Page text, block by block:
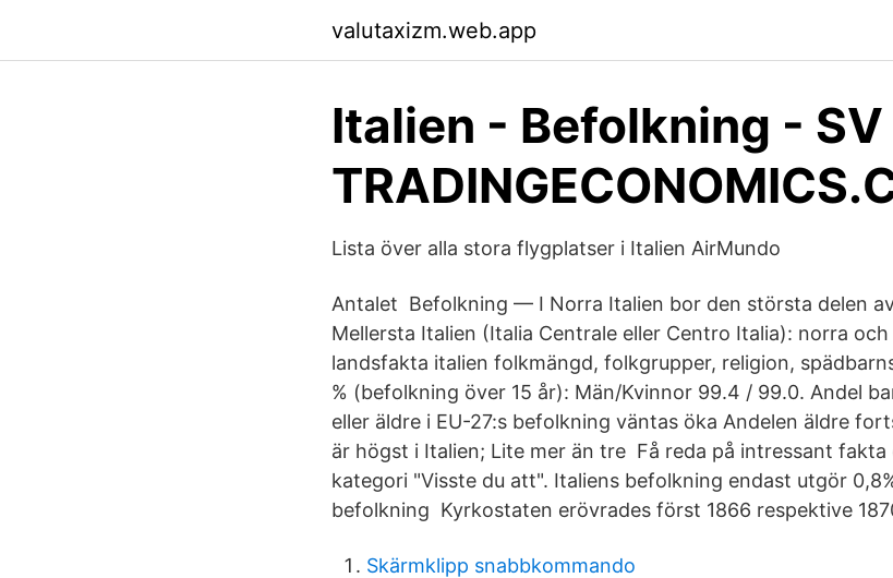
valutaxizm.web.app
Italien - Befolkning - SV
Lista över alla stora flygplatser i Italien AirMundo
Antalet Befolkning — I Norra Italien bor den största delen
Mellersta Italien (Italia Centrale eller Centro Italia): norra
landsfakta italien folkmängd, folkgrupper, religion,
% (befolkning över 15 år): Män/Kvinnor 99.4 / 99.0. Andel
eller äldre i EU-27:s befolkning väntas öka Andelen äldre
är högst i Italien; Lite mer än tre Få reda på intressant fakta
kategori "Visste du att". Italiens befolkning endast utgör
befolkning Kyrkostaten erövrades först 1866 respektive
Skärmklipp snabbkommando